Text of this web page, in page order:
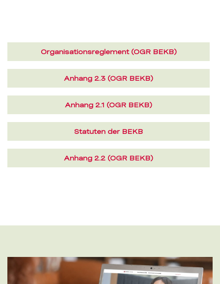
Organisationsreglement (OGR BEKB)(PDF,
Anhang 2.3 (OGR BEKB)(PDF,
Anhang 2.1 (OGR BEKB)(PDF,
Statuten der BEKB(PDF,
Anhang 2.2 (OGR BEKB)(PDF,